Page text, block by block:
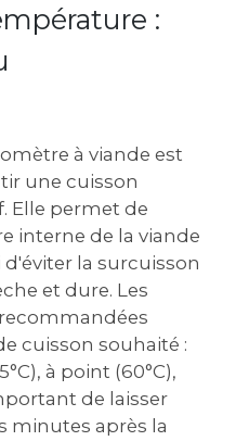
:
à viande est
une cuisson
Elle permet de
interne de la viande
la surcuisson
et dure. Les
cuisson souhaité :
à point (60°C),
de laisser
minutes après la